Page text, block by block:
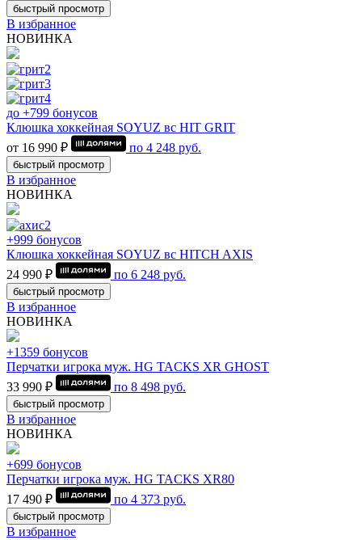
быстрый просмотр
В избранное
НОВИНКА
до +799 бонусов
Клюшка хоккейная SOYUZ вс HIT GRIT
от 16 990 ₽
по 4 248 руб.
быстрый просмотр
В избранное
НОВИНКА
+999 бонусов
Клюшка хоккейная SOYUZ вс HITCH AXIS
24 990 ₽
по 6 248 руб.
быстрый просмотр
В избранное
НОВИНКА
+1359 бонусов
Перчатки игрока муж. HG TACKS XR GHOST
33 990 ₽
по 8 498 руб.
быстрый просмотр
В избранное
НОВИНКА
+699 бонусов
Перчатки игрока муж. HG TACKS XR80
17 490 ₽
по 4 373 руб.
быстрый просмотр
В избранное